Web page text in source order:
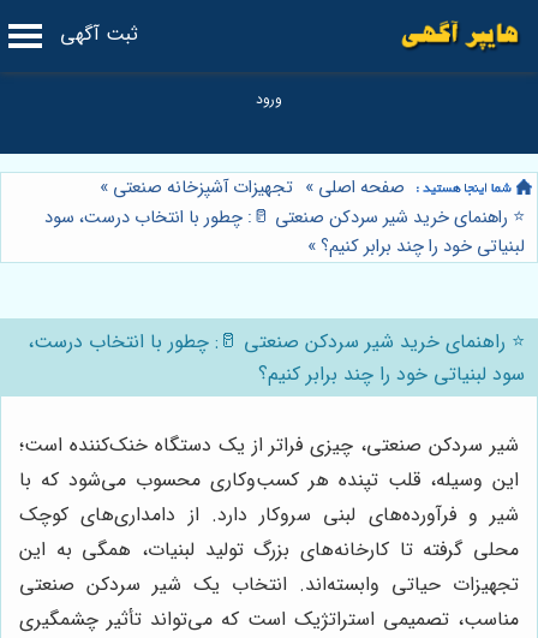
ثبت آگهی
صفحه اصلی » تجهیزات آشپزخانه صنعتی »
⭐️ راهنمای خرید شیر سردکن صنعتی 🥛: چطور با انتخاب درست، سود
لبنیاتی خود را چند برابر کنیم؟»
⭐️ راهنمای خرید شیر سردکن صنعتی 🥛: چطور با انتخاب درست،
سود لبنیاتی خود را چند برابر کنیم؟
شیر سردکن صنعتی، چیزی فراتر از یک دستگاه خنک‌کننده است؛
این وسیله، قلب تپنده هر کسب‌وکاری محسوب می‌شود که با
شیر و فرآورده‌های لبنی سروکار دارد. از دامداری‌های کوچک
محلی گرفته تا کارخانه‌های بزرگ تولید لبنیات، همگی به این
تجهیزات حیاتی وابسته‌اند. انتخاب یک شیر سردکن صنعتی
مناسب، تصمیمی استراتژیک است که می‌تواند تأثیر چشمگیری